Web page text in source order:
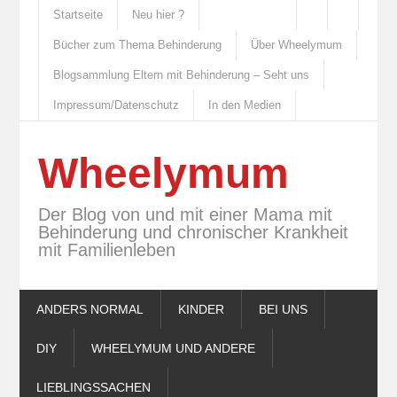
Startseite Neu hier ?
Bücher zum Thema Behinderung Über Wheelymum
Blogsammlung Eltern mit Behinderung – Seht uns
Impressum/Datenschutz In den Medien
Wheelymum
Der Blog von und mit einer Mama mit
Behinderung und chronischer Krankheit
mit Familienleben
ANDERS NORMAL KINDER BEI UNS
DIY WHEELYMUM UND ANDERE
LIEBLINGSSACHEN